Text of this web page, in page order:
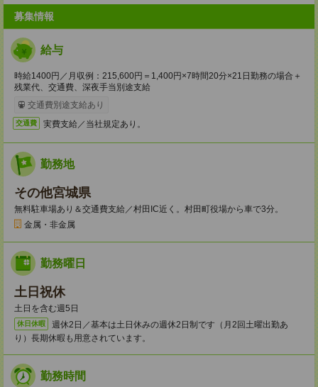
募集情報
給与
時給1400円／月収例：215,600円＝1,400円×7時間20分×21日勤務の場合＋
残業代、交通費、深夜手当別途支給
交通費別途支給あり
交通費 実費支給／当社規定あり。
勤務地
その他宮城県
無料駐車場あり＆交通費支給／村田IC近く。村田町役場から車で3分。
金属・非金属
勤務曜日
土日祝休
土日を含む週5日
休日休暇
週休2日／基本は土日休みの週休2日制です（月2回土曜出勤あ
り）長期休暇も用意されています。
勤務時間